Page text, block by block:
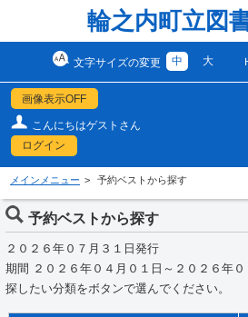
輪之内町立図
文字サイズの変更 中 大
画像表示OFF
こんにちはゲストさん
ログイン
メインメニュー 予約ベストから探す
予約ベストから探す
２０２６年０７月３１日発行
期間 ２０２６年０４月０１日～２０２６年０
探したい分類をボタンで選んでください。